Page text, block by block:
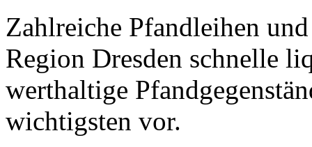
Zahlreiche Pfandleihen
Region Dresden schnelle
werthaltige
wichtigsten vor.